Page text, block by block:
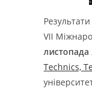
VIІ
листопада
Technics,